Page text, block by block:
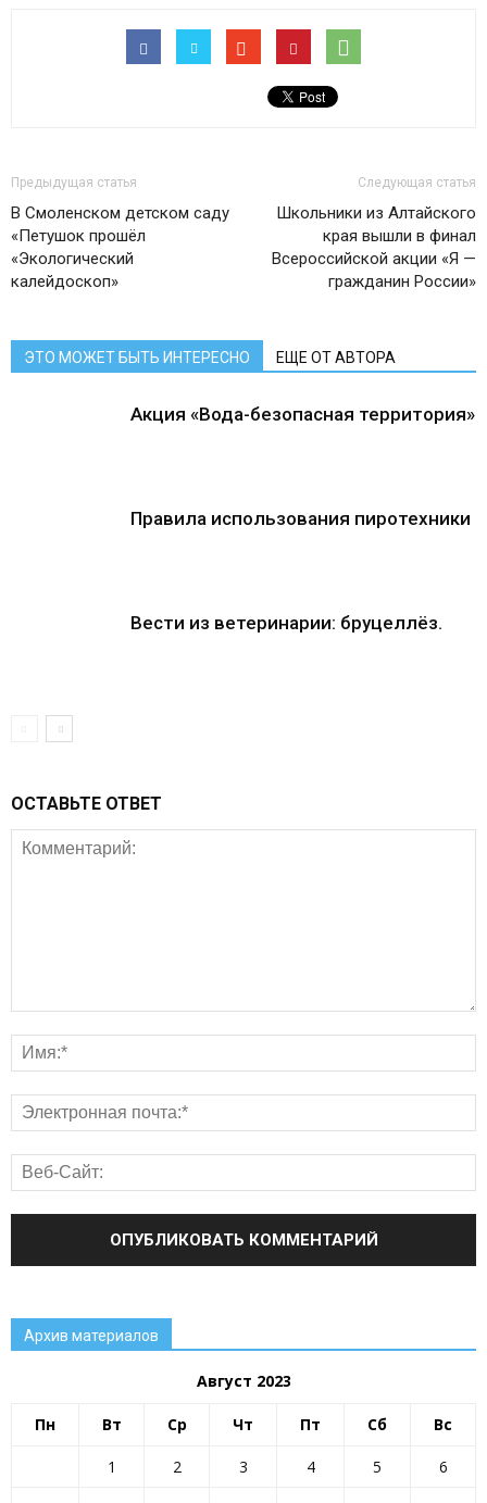
Предыдущая статья
В Смоленском детском саду
«Петушок прошёл
«Экологический
калейдоскоп»
Следующая статья
Школьники из Алтайского
края вышли в финал
Всероссийской акции «Я —
гражданин России»
ЭТО МОЖЕТ БЫТЬ ИНТЕРЕСНО ЕЩЕ ОТ АВТОРА
Акция «Вода-безопасная территория»
Правила использования пиротехники
Вести из ветеринарии: бруцеллёз.
ОСТАВЬТЕ ОТВЕТ
Архив материалов
Август 2023
Пн Вт Ср Чт Пт Сб Вс
1 2 3 4 5
6